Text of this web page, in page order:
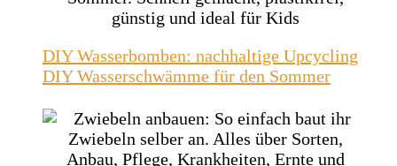
DIY Wasserbomben: nachhaltige Upcycling
DIY Wasserschwämme für den Sommer